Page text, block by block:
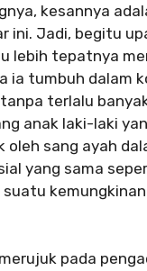
kesannya
ini. Jadi, begitu
lebih tepatnya
ia tumbuh dalam
terlalu
anak laki-laki
sang ayah
yang sama
pada